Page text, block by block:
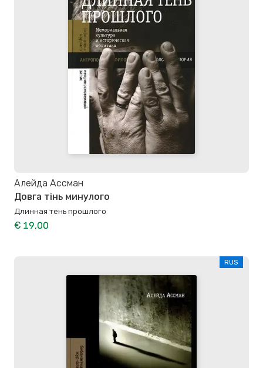
Алейда Ассман
Довга тінь минулого
Длинная тень прошлого
€ 19,00
RUS